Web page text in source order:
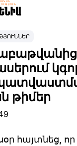
թիմեր
հայտնեց,